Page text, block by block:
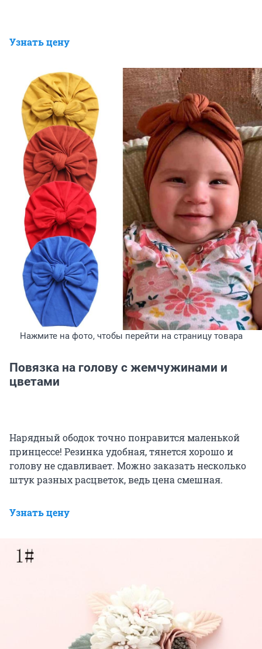
Узнать цену
Нажмите на фото, чтобы перейти на страницу товара
Повязка на голову с жемчужинами и
цветами
Нарядный ободок точно понравится маленькой
принцессе! Резинка удобная, тянется хорошо и
голову не сдавливает. Можно заказать несколько
штук разных расцветок, ведь цена смешная.
Узнать цену